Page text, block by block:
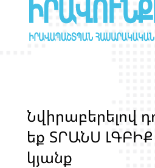
Նվիրաբերելով դ
եք ՏՐԱՆՍ ԼԳԲԻՔ
կյանք